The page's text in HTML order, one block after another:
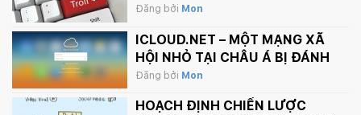
BÌNH LUẬN PHẢN CẢM TRÊN
Đăng bởi Mon
ICLOUD.NET – MỘT MẠNG XÃ
HỘI NHỎ TẠI CHÂU Á BỊ ĐÁNH
SẬP BỞI APPLE.
Đăng bởi Mon
HOẠCH ĐỊNH CHIẾN LƯỢC